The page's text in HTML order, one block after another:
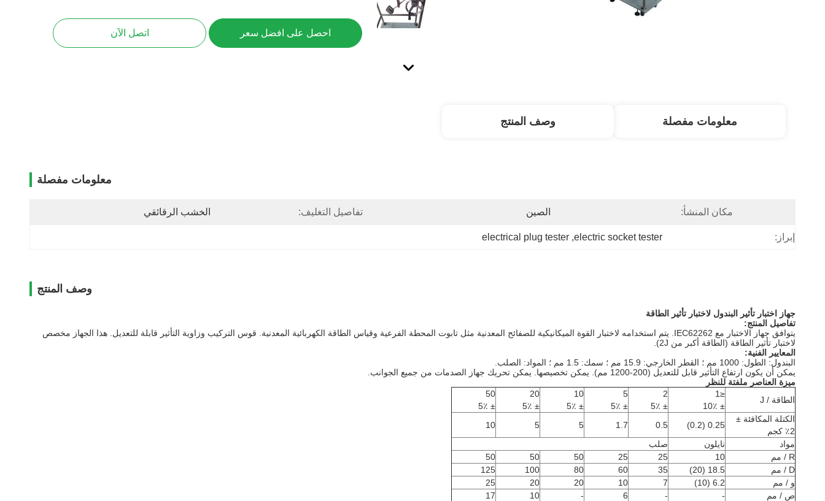
احصل على افضل سعر اتصل الآن
معلومات مفصلة وصف المنتج
معلومات مفصلة
مكان المنشأ: الصين تفاصيل التغليف: الخشب الرقائقي
إبراز: electric socket tester
,
electrical plug tester
وصف المنتج
جهاز اختبار تأثير البندول لاختبار تأثير الطاقة
تفاصيل المنتج:
يتوافق جهاز الاختبار مع IEC62262.
يتم استخدامه لاختبار القوة الميكانيكية للصفائح المعدنية مثل تابوت المحطة الفرعية وقياس الطاقة الكهربائية المعدنية. قوس التركيب وزاوية التأثير قابلة للتعديل. هذا الجهاز مخصص
لاختبار تأثير الطاقة (الطاقة أكبر من 2J).
المعايير الفنية:
البندول: الطول: 1000 مم ؛
القطر الخارجي: 15.9 مم ؛ سمك: 1.5 مم ؛
المواد: الصلب.
يمكن أن يكون ارتفاع التأثير قابل للتعديل (200-1200 مم).
يمكن تخصيصها.
يمكن تحريك جهاز الصدمات من جميع الجوانب.
ميزة العناصر ملفتة للنظر
الطاقة / J
≤1
± 10٪
2
± 5٪
5
± 5٪
10
± 5٪
20
± 5٪
50
± 5٪
الكتلة المكافئة ±
2٪ كجم
0.25 (0.2)
0.5
1.7
5
5
10
مواد
نايلون
صلب
R / مم
10
25
25
50
50
50
D / مم
18.5 (20)
35
60
80
100
125
و / مم
6.2 (10)
7
10
20
20
25
ص / مم
-
-
6
-
10
17